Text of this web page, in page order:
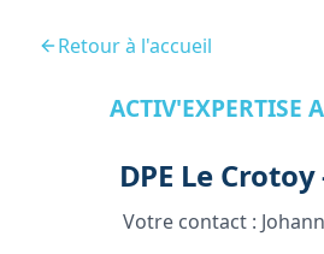
Retour à l'accueil
ACTIV'EXPERTISE
DPE Le Crotoy
Votre contact :